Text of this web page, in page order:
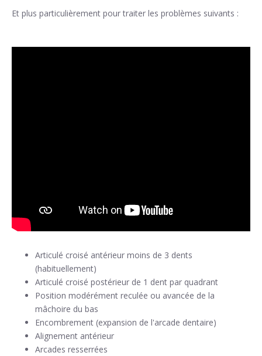
Et plus particulièrement pour traiter les problèmes suivants :
Articulé croisé antérieur moins de 3 dents
(habituellement)
Articulé croisé postérieur de 1 dent par quadrant
Position modérément reculée ou avancée de la
mâchoire du bas
Encombrement (expansion de l'arcade dentaire)
Alignement antérieur
Arcades resserrées